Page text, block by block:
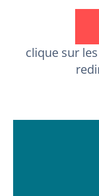
clique sur